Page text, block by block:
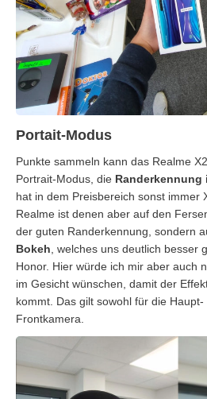
Portait-Modus
Punkte sammeln kann das Realme
Portrait-Modus, die Randerkennung
hat in dem Preisbereich sonst immer
Realme ist denen aber auf den
der guten Randerkennung, sondern
Bokeh , welches uns deutlich besser
Honor. Hier würde ich mir aber auch
im Gesicht wünschen, damit der
kommt. Das gilt sowohl für die
Frontkamera.